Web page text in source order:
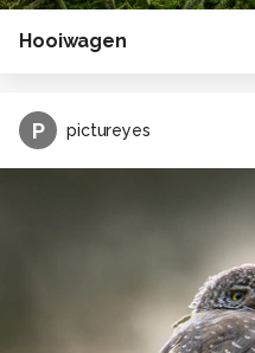
Hooiwagen
P pictureyes